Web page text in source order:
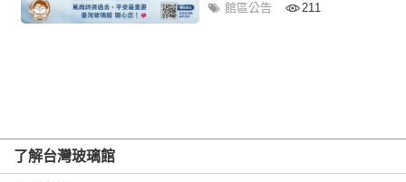
館區公告 211
了解台灣玻璃館